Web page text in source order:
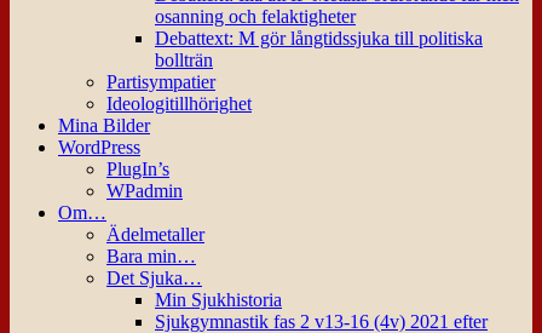
osanning och felaktigheter
Debattext: M gör långtidssjuka till politiska
bollträn
Partisympatier
Ideologitillhörighet
Mina Bilder
WordPress
PlugIn’s
WPadmin
Om…
Ädelmetaller
Bara min…
Det Sjuka…
Min Sjukhistoria
Sjukgymnastik fas 2 v13-16 (4v) 2021 efter